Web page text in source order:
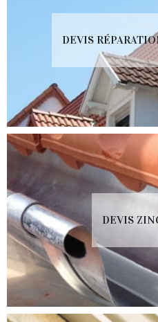
DEVIS
DEVIS